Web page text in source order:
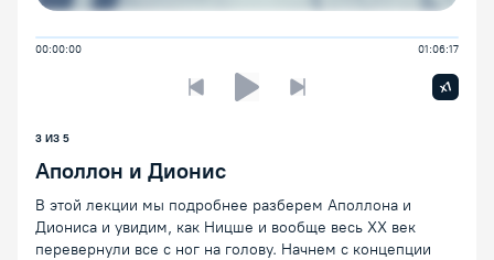
00:00:00 01:06:17
Предыдущая лекцияСледующая лекция
x1
3 ИЗ 5
Аполлон и Дионис
В этой лекции мы подробнее разберем Аполлона и
Диониса и увидим, как Ницше и вообще весь ХХ век
перевернули все с ног на голову. Начнем с концепции